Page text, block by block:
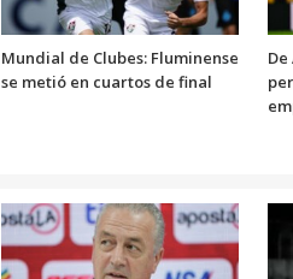
Mundial de Clubes: Fluminense
se metió en cuartos de final